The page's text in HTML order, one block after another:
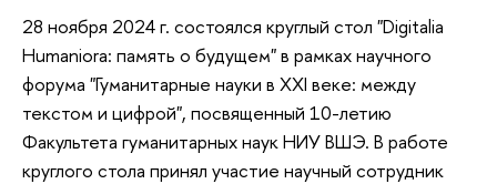
28 ноября 2024 г. состоялся круглый стол "Digitalia
Humaniora: память о будущем" в рамках научного
форума "Гуманитарные науки в XXI веке: между
текстом и цифрой", посвященный 10-летию
Факультета гуманитарных наук НИУ ВШЭ. В работе
круглого стола принял участие научный сотрудник